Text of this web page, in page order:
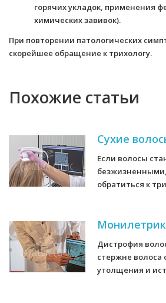
горячих укладок, применения
химических завивок).
При повторении патологических
скорейшее обращение к трихологу.
Похожие статьи
Сухие
Если волосы
обратиться к
Дистрофия
стержне волоса
утолщения и